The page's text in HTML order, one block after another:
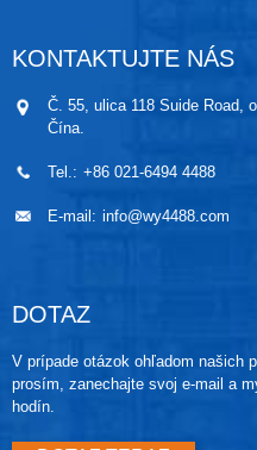
KONTAKTUJTE NÁS
Č. 55, ulica 118 Suide Road,
Čína.
Tel.: +86 021-6494 4488
E-mail: info@wy4488.com
DOTAZ
V prípade otázok ohľadom našich
prosím, zanechajte svoj e-mail a
hodín.